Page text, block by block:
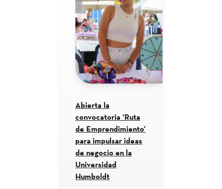
Abierta la
convocatoria ‘Ruta
de Emprendimiento’
para impulsar ideas
de negocio en la
Universidad
Humboldt